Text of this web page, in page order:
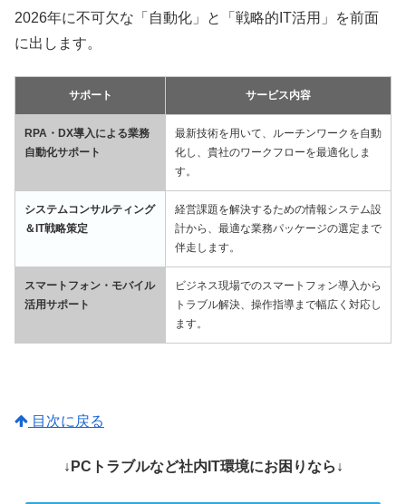
2026年に不可欠な「自動化」と「戦略的IT活用」を前面
に出します。
サポート サービス内容
RPA・DX導入による業務
自動化サポート
最新技術を用いて、ルーチンワークを自動
化し、貴社のワークフローを最適化しま
す。
システムコンサルティング
＆IT戦略策定
経営課題を解決するための情報システム設
計から、最適な業務パッケージの選定まで
伴走します。
スマートフォン・モバイル
活用サポート
ビジネス現場でのスマートフォン導入から
トラブル解決、操作指導まで幅広く対応し
ます。
目次に戻る
↓PCトラブルなど社内IT環境にお困りなら↓